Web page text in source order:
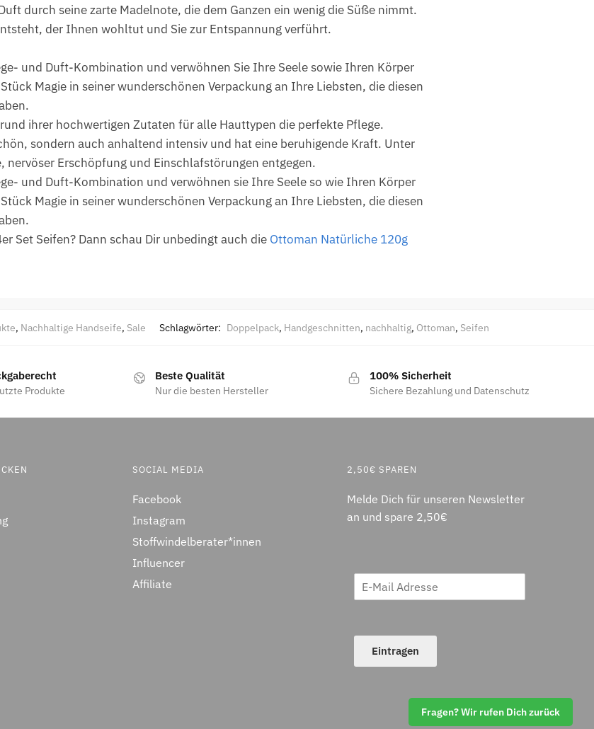
Fragen? Wir rufen Dich zurück
durch seine zarte Madelnote, die dem Ganzen ein wenig die Süße nimmt.
der Ihnen wohltut und Sie zur Entspannung verführt.
und Duft-Kombination und verwöhnen Sie Ihre Seele sowie Ihren Körper
Magie in seiner wunderschönen Verpackung an Ihre Liebsten, die diesen
ihrer hochwertigen Zutaten für alle Hauttypen die perfekte Pflege.
sondern auch anhaltend intensiv und hat eine beruhigende Kraft. Unter
nervöser Erschöpfung und Einschlafstörungen entgegen.
und Duft-Kombination und verwöhnen sie Ihre Seele so wie Ihren Körper
Magie in seiner wunderschönen Verpackung an Ihre Liebsten, die diesen
Set Seifen? Dann schau Dir unbedingt auch die Ottoman Natürliche 120g
, Nachhaltige Handseife, Sale Schlagwörter: Doppelpack, Handgeschnitten, nachhaltig, Ottoman, Seifen
Produkte
Beste Qualität
Nur die besten Hersteller
100% Sicherheit
Sichere Bezahlung und Datenschutz
SOCIAL MEDIA
Facebook
Instagram
Stoffwindelberater*innen
Influencer
Affiliate
2,50€ SPAREN
Melde Dich für unseren Newsletter
an und spare 2,50€
Eintragen